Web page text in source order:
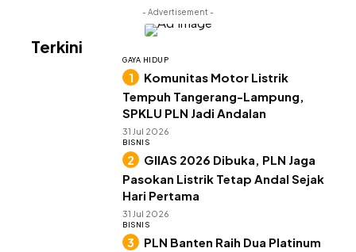
- Advertisement -
Terkini
GAYA HIDUP
Komunitas Motor Listrik
Tempuh Tangerang-Lampung,
SPKLU PLN Jadi Andalan
31 Jul 2026
BISNIS
GIIAS 2026 Dibuka, PLN Jaga
Pasokan Listrik Tetap Andal Sejak
Hari Pertama
31 Jul 2026
BISNIS
PLN Banten Raih Dua Platinum